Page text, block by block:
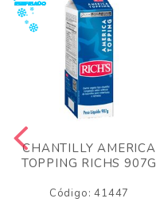
CHANTILLY AMERICA
TOPPING RICHS 907G
Código: 41447